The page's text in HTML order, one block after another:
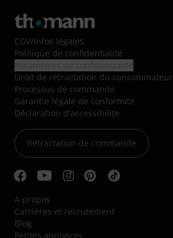
CGV/Infos légales
Politique de confidentialité
Droit de rétractation du consommateur
Processus de commande
Garantie légale de conformité
Déclaration d'accessibilité
Rétractation de commande
A propos
Carrières et recrutement
Blog
Petites annonces